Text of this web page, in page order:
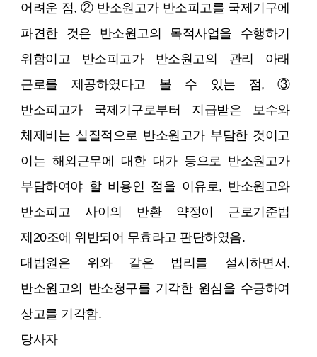
어려운 점, ② 반소원고가 반소피고를 국제기구에
파견한 것은 반소원고의 목적사업을 수행하기
위함이고 반소피고가 반소원고의 관리 아래
근로를 제공하였다고 볼 수 있는 점, ③
반소피고가 국제기구로부터 지급받은 보수와
체제비는 실질적으로 반소원고가 부담한 것이고
이는 해외근무에 대한 대가 등으로 반소원고가
부담하여야 할 비용인 점을 이유로, 반소원고와
반소피고 사이의 반환 약정이 근로기준법
제20조에 위반되어 무효라고 판단하였음.
대법원은 위와 같은 법리를 설시하면서,
반소원고의 반소청구를 기각한 원심을 수긍하여
상고를 기각함.
당사자